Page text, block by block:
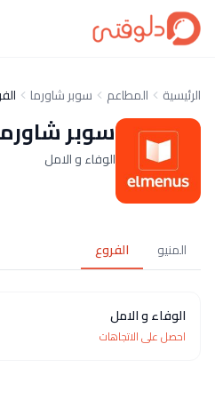
الرئيسية المطاعم سوبر شاورما
سوبر
الوفاء و الامل
المنيو الفروع
الوفاء و الامل
احصل على الاتجاهات